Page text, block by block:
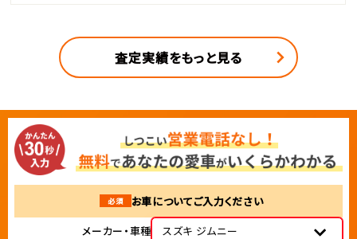
査定実績をもっと見る
必須
お車についてご入力ください
メーカー・車種
スズキ ジムニー